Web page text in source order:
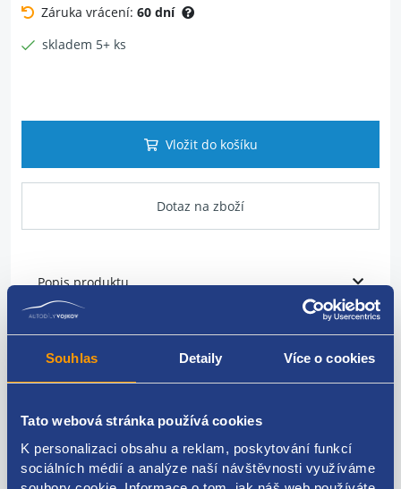
Souhlas Detaily Více o cookies
Tato webová stránka používá cookies
K personalizaci obsahu a reklam, poskytování funkcí
sociálních médií a analýze naší návštěvnosti využíváme
Záruka vrácení: 60 dní
skladem 5+ ks
Vložit do košíku
Dotaz na zboží
Popis produktu
vstřikovací ventil